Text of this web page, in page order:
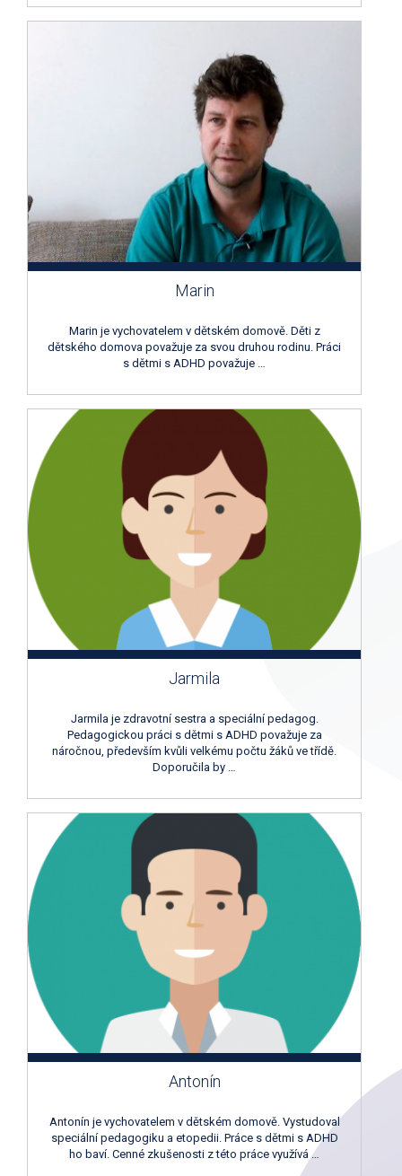
Marin
Marin je vychovatelem v dětském domově. Děti z
dětského domova považuje za svou druhou rodinu. Práci
s dětmi s ADHD považuje …
Jarmila
Jarmila je zdravotní sestra a speciální pedagog.
Pedagogickou práci s dětmi s ADHD považuje za
náročnou, především kvůli velkému počtu žáků ve třídě.
Doporučila by …
Antonín
Antonín je vychovatelem v dětském domově. Vystudoval
speciální pedagogiku a etopedii. Práce s dětmi s ADHD
ho baví. Cenné zkušenosti z této práce využívá …